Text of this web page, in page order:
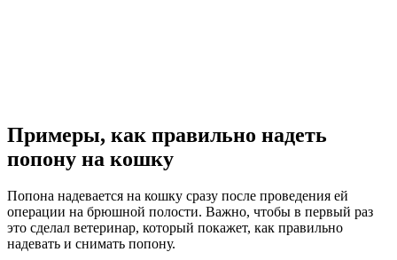
Примеры, как правильно надеть
попону на кошку
Попона надевается на кошку сразу после проведения ей
операции на брюшной полости. Важно, чтобы в первый раз
это сделал ветеринар, который покажет, как правильно
надевать и снимать попону.